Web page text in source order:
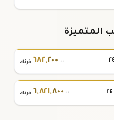
المتميزة
٦٨٢,٢٠٠.٠٠ فرنك
٦,٨٢١,٨٠٠.٠٠ فرنك